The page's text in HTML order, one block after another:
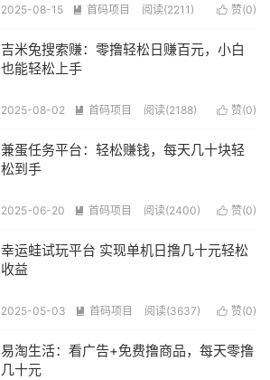
 赞(0)
2025-08-15  首码项目 阅读(2211)
吉米兔搜索赚：零撸轻松日赚百元，小白
也能轻松上手
 赞(0)
2025-08-02  首码项目 阅读(2188)
兼蛋任务平台：轻松赚钱，每天几十块轻
松到手
 赞(0)
2025-06-20  首码项目 阅读(2400)
​​幸运蛙试玩平台 实现单机日撸几十元轻松
收益​​
 赞(0)
2025-05-03  首码项目 阅读(3637)
易淘生活：看广告+免费撸商品，每天零撸
几十元